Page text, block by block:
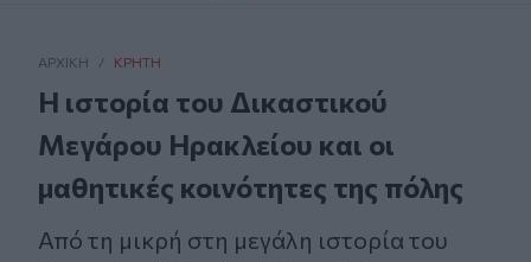
ΑΡΧΙΚΗ / ΚΡΉΤΗ
Η ιστορία του Δικαστικού
Μεγάρου Ηρακλείου και οι
μαθητικές κοινότητες της πόλης
Από τη μικρή στη μεγάλη ιστορία του